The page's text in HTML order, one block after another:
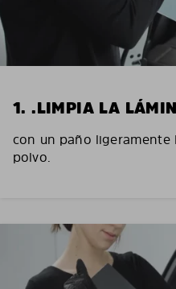
1. .LIMPIA LA
con un paño ligeramente
polvo.